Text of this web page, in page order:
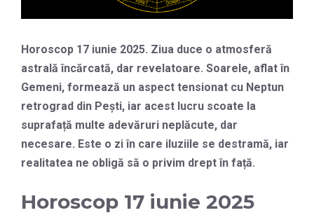
Horoscop 17 iunie 2025. Ziua duce o atmosferă
astrală încărcată, dar revelatoare. Soarele, aflat în
Gemeni, formează un aspect tensionat cu Neptun
retrograd din Pești, iar acest lucru scoate la
suprafață multe adevăruri neplăcute, dar
necesare. Este o zi în care iluziile se destramă, iar
realitatea ne obligă să o privim drept în față.
Horoscop 17 iunie 2025